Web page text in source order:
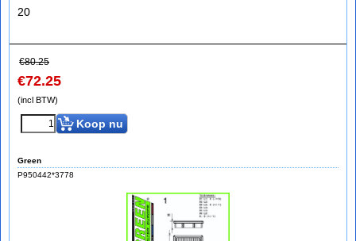
20
€80.25
€72.25
(incl BTW)
Koop nu
Green
P950442*3778